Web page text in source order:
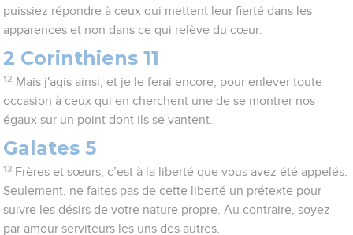
puissiez répondre à ceux qui mettent leur fierté dans les
apparences et non dans ce qui relève du cœur.
2 Corinthiens 11
12 Mais j'agis ainsi, et je le ferai encore, pour enlever toute
occasion à ceux qui en cherchent une de se montrer nos
égaux sur un point dont ils se vantent.
Galates 5
13 Frères et sœurs, c’est à la liberté que vous avez été appelés.
Seulement, ne faites pas de cette liberté un prétexte pour
suivre les désirs de votre nature propre. Au contraire, soyez
par amour serviteurs les uns des autres.